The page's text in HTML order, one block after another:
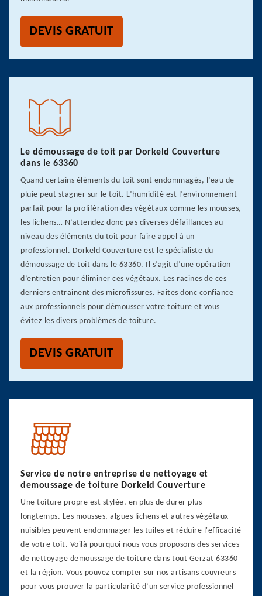
DEVIS GRATUIT
Le démoussage de toit par Dorkeld Couverture
dans le 63360
Quand certains éléments du toit sont endommagés, l’eau de
pluie peut stagner sur le toit. L’humidité est l’environnement
parfait pour la prolifération des végétaux comme les mousses,
les lichens… N’attendez donc pas diverses défaillances au
niveau des éléments du toit pour faire appel à un
professionnel. Dorkeld Couverture est le spécialiste du
démoussage de toit dans le 63360. Il s’agit d’une opération
d’entretien pour éliminer ces végétaux. Les racines de ces
derniers entrainent des microfissures. Faites donc confiance
aux professionnels pour démousser votre toiture et vous
évitez les divers problèmes de toiture.
DEVIS GRATUIT
Service de notre entreprise de nettoyage et
demoussage de toiture Dorkeld Couverture
Une toiture propre est stylée, en plus de durer plus
longtemps. Les mousses, algues lichens et autres végétaux
nuisibles peuvent endommager les tuiles et réduire l'efficacité
de votre toit. Voilà pourquoi nous vous proposons des services
de nettoyage demoussage de toiture dans tout Gerzat 63360
et la région. Vous pouvez compter sur nos artisans couvreurs
pour vous prouver la particularité d’un service professionnel